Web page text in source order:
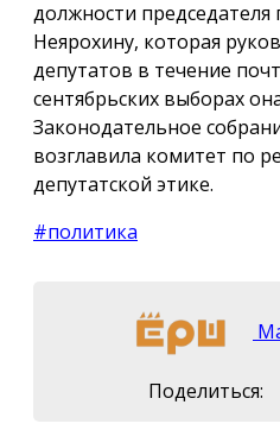
должности
Неярохину, которая
депутатов в течение
сентябрьских выборах
Законодательное
возглавила комитет по
депутатской этике.
#политика
Поделиться: